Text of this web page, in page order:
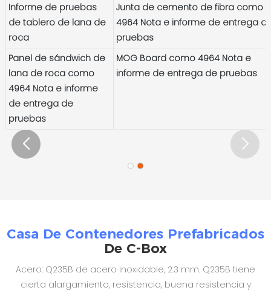
Informe de pruebas
de tablero de lana de
roca
Junta de cemento de fibra como
4964 Nota e informe de entrega
pruebas
Panel de sándwich de
lana de roca como
4964 Nota e informe
de entrega de
pruebas
MOG Board como 4964 Nota e
informe de entrega de pruebas
Casa De Contenedores Prefabricados
De C-Box
Acero: Q235B de acero inoxidable, 2.3 mm. Q235B tiene
cierta alargamiento, resistencia, buena resistencia y